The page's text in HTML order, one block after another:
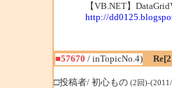
【VB.NET】
http://
■57670 / inTopicNo.4)
□投稿者/ 初心もの (2回)-